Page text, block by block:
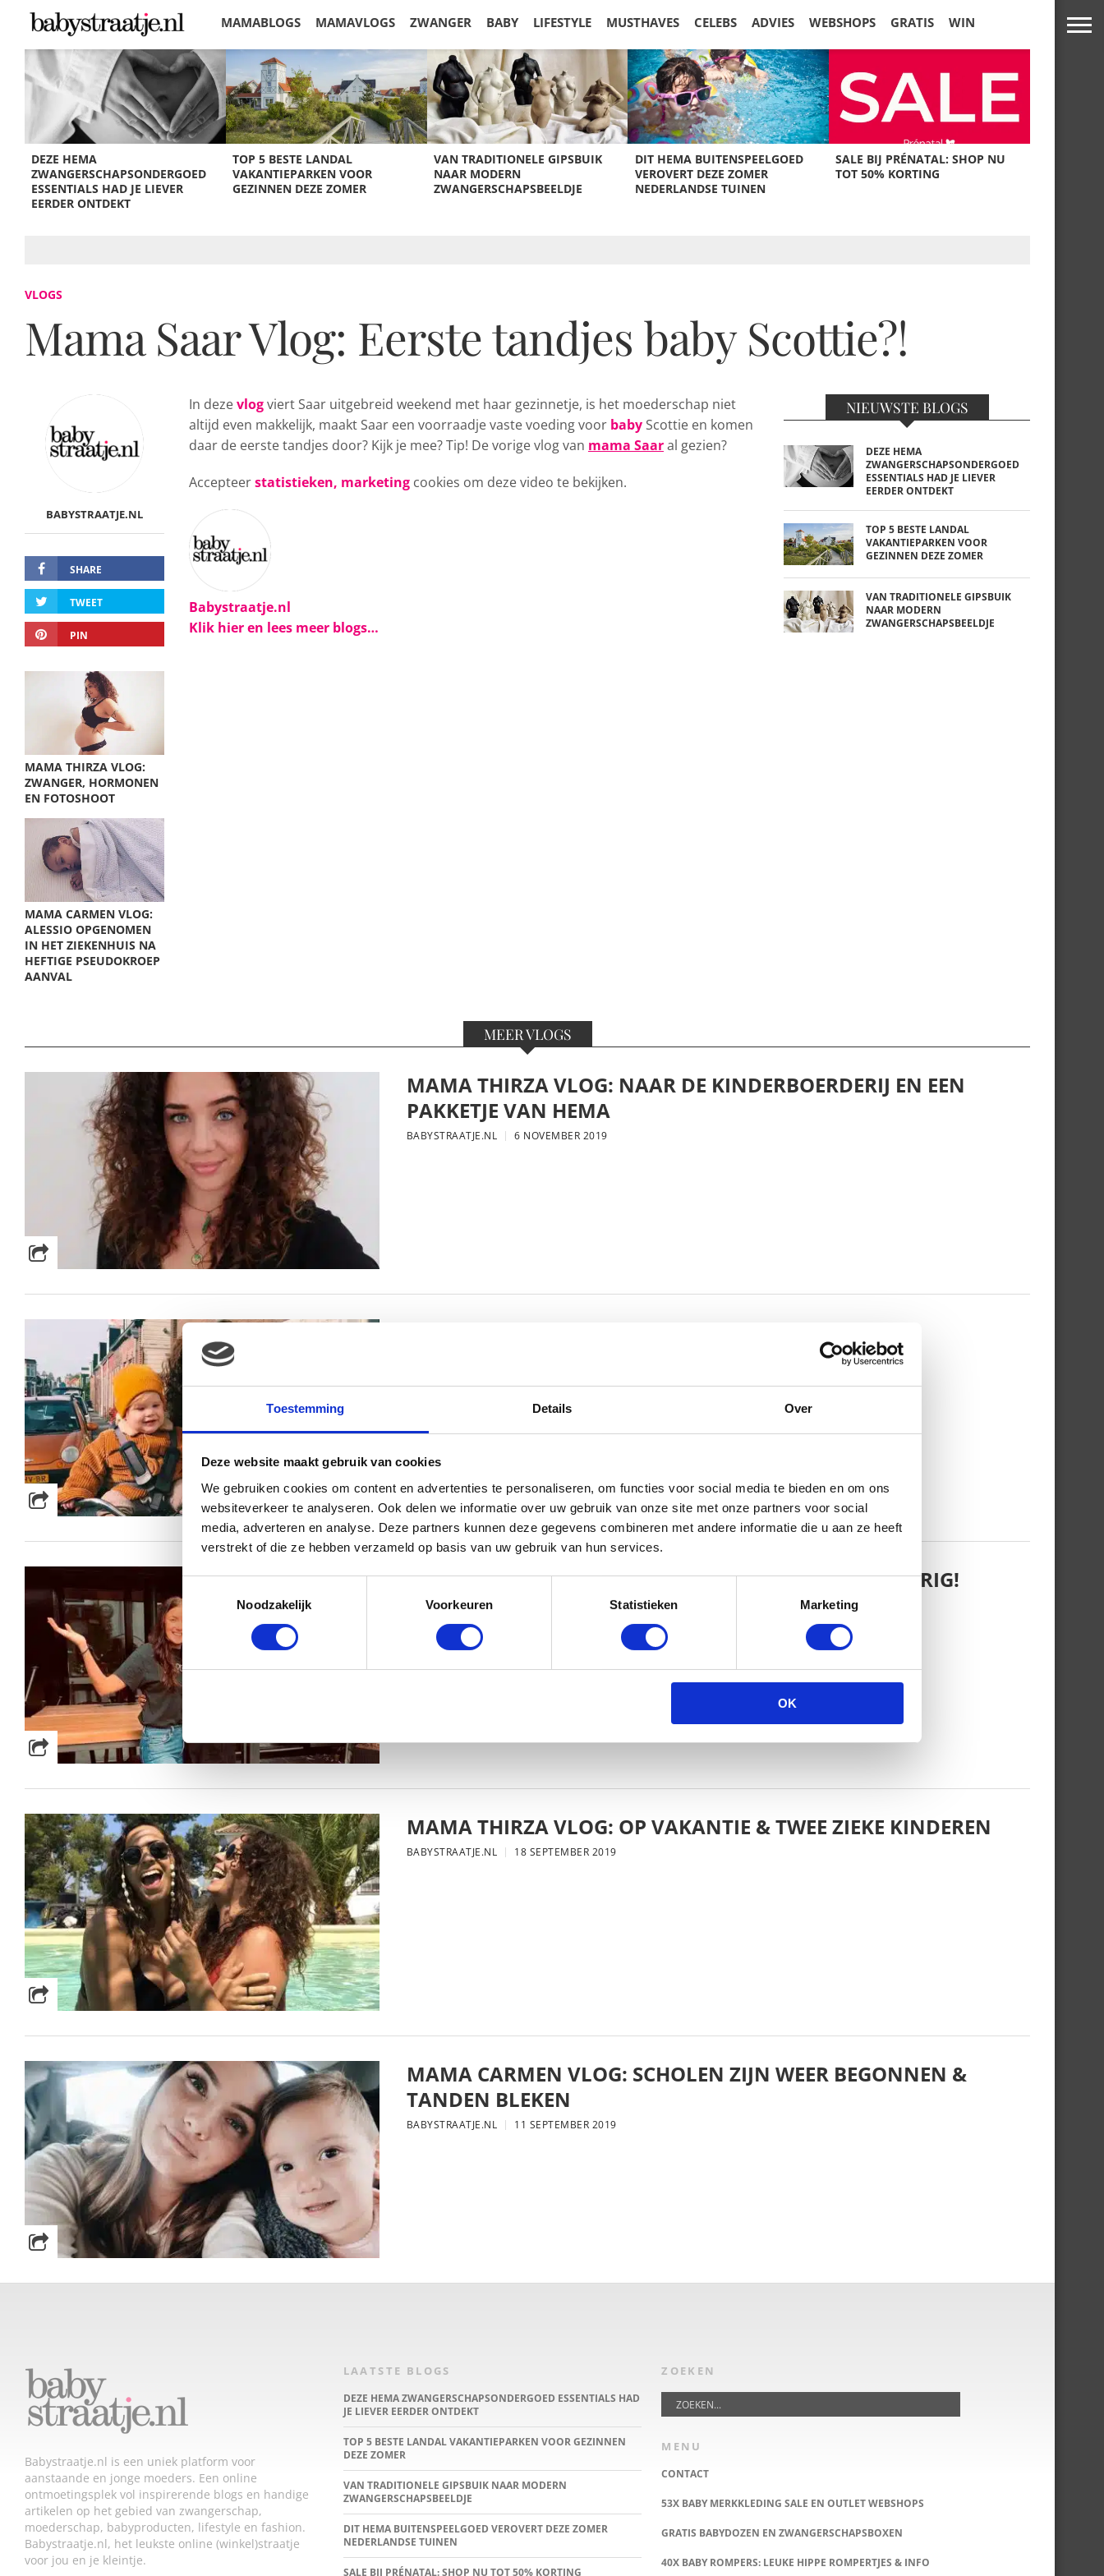
Toestemming Details Over
Deze website maakt gebruik van cookies
We gebruiken cookies om content en advertenties te personaliseren, om functies voor social media te bieden en om ons
websiteverkeer te analyseren. Ook delen we informatie over uw gebruik van onze site met onze partners voor social
media, adverteren en analyse. Deze partners kunnen deze gegevens combineren met andere informatie die u aan ze heeft
verstrekt of die ze hebben verzameld op basis van uw gebruik van hun services.
Noodzakelijk
Voorkeuren Statistieken Marketing
OK
MAMABLOGS MAMAVLOGS ZWANGER BABY LIFESTYLE MUSTHAVES CELEBS ADVIES WEBSHOPS GRATIS WIN
KORTINGEN
DEZE HEMA
ZWANGERSCHAPSONDERGOED
ESSENTIALS HAD JE LIEVER
EERDER ONTDEKT
TOP 5 BESTE LANDAL
VAKANTIEPARKEN VOOR
GEZINNEN DEZE ZOMER
VAN TRADITIONELE GIPSBUIK
NAAR MODERN
ZWANGERSCHAPSBEELDJE
DIT HEMA BUITENSPEELGOED
VEROVERT DEZE ZOMER
NEDERLANDSE TUINEN
SALE BIJ PRÉNATAL: SHOP NU
TOT 50% KORTING
VLOGS
Mama Saar Vlog: Eerste tandjes baby Scottie?!
BABYSTRAATJE.NL
SHARE
TWEET
PIN
MAMA THIRZA VLOG:
ZWANGER, HORMONEN
EN FOTOSHOOT
MAMA CARMEN VLOG:
ALESSIO OPGENOMEN
IN HET ZIEKENHUIS NA
HEFTIGE PSEUDOKROEP
AANVAL
In dezevlogviert Saar uitgebreid weekend met haar gezinnetje, is het moederschap niet
altijd even makkelijk, maakt Saar een voorraadje vaste voeding voor baby Scottie en komen
daar de eerste tandjes door? Kijk je mee? Tip! De vorige vlog van mama Saaral gezien?
Accepteerstatistieken, marketing cookies om deze video te bekijken.
Babystraatje.nl
Klik hier en lees meer blogs…
NIEUWSTE BLOGS
DEZE HEMA
ZWANGERSCHAPSONDERGOED
ESSENTIALS HAD JE LIEVER
EERDER ONTDEKT
TOP 5 BESTE LANDAL
VAKANTIEPARKEN VOOR
GEZINNEN DEZE ZOMER
VAN TRADITIONELE GIPSBUIK
NAAR MODERN
ZWANGERSCHAPSBEELDJE
MEER VLOGS
MAMA THIRZA VLOG: NAAR DE KINDERBOERDERIJ EN EEN
PAKKETJE VAN HEMA
BABYSTRAATJE.NL 6 NOVEMBER 2019
BABYSTRAATJE.NL 16 OKTOBER 2019
MAMA THIRZA VLOG: HET IS FEEST, WANT REBEL IS JARIG!
BABYSTRAATJE.NL
MAMA THIRZA VLOG: OP VAKANTIE & TWEE ZIEKE KINDEREN
BABYSTRAATJE.NL 18 SEPTEMBER 2019
MAMA CARMEN VLOG: SCHOLEN ZIJN WEER BEGONNEN &
TANDEN BLEKEN
BABYSTRAATJE.NL 11 SEPTEMBER 2019
Babystraatje.nl is een uniek platform voor
aanstaande en jonge moeders. Een online
ontmoetingsplek vol inspirerende blogs en handige
artikelen op het gebied van zwangerschap,
moederschap, babyproducten, lifestyle en fashion.
Babystraatje.nl, het leukste online (winkel)straatje
voor jou en je kleintje.
LAATSTE BLOGS
DEZE HEMA ZWANGERSCHAPSONDERGOED ESSENTIALS HAD
JE LIEVER EERDER ONTDEKT
TOP 5 BESTE LANDAL VAKANTIEPARKEN VOOR GEZINNEN
DEZE ZOMER
VAN TRADITIONELE GIPSBUIK NAAR MODERN
ZWANGERSCHAPSBEELDJE
DIT HEMA BUITENSPEELGOED VEROVERT DEZE ZOMER
NEDERLANDSE TUINEN
SALE BIJ PRÉNATAL: SHOP NU TOT 50% KORTING
ZOEKEN
MENU
CONTACT
53X BABY MERKKLEDING SALE EN OUTLET WEBSHOPS
GRATIS BABYDOZEN EN ZWANGERSCHAPSBOXEN
40X BABY ROMPERS: LEUKE HIPPE ROMPERTJES & INFO